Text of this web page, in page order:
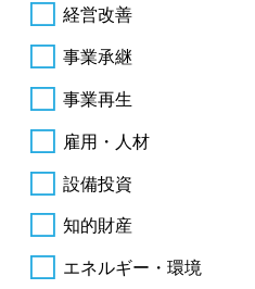
経営改善
事業承継
事業再生
雇用・人材
設備投資
知的財産
エネルギー・環境